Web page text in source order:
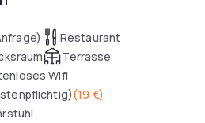
Restaurant
Terrasse
Wifi
(19 €)